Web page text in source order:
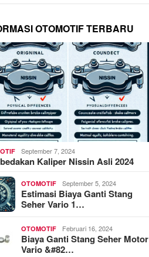
OTOMOTIF TERBARU
September 7, 2024
Kaliper Nissin Asli 2024
OTOMOTIF September 5, 2024
Estimasi Biaya Ganti Stang
Seher Vario 1…
OTOMOTIF Februari 16, 2024
Biaya Ganti Stang Seher Motor
Vario &#82…